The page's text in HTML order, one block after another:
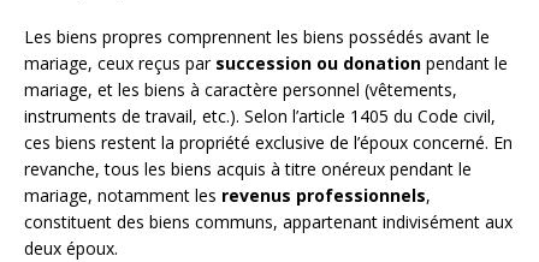
Les biens propres comprennent les biens possédés avant le
mariage, ceux reçus par succession ou donation pendant le
mariage, et les biens à caractère personnel (vêtements,
instruments de travail, etc.). Selon l’article 1405 du Code civil,
ces biens restent la propriété exclusive de l’époux concerné. En
revanche, tous les biens acquis à titre onéreux pendant le
mariage, notamment les revenus professionnels,
constituent des biens communs, appartenant indivisément aux
deux époux.